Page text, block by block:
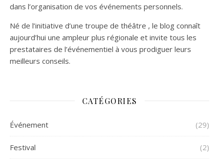
dans l’organisation de vos événements personnels.
Né de l’initiative d’une troupe de théâtre , le blog connaît
aujourd’hui une ampleur plus régionale et invite tous les
prestataires de l’événementiel à vous prodiguer leurs
meilleurs conseils.
CATÉGORIES
Événement (29)
Festival (2)